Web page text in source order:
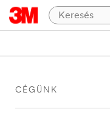
CÉGÜNK